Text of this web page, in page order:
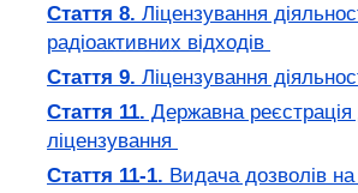
Стаття 8. Ліцензування
радіоактивних відходів
Стаття 9. Ліцензування
Стаття 11. Державна реєстрація
ліцензування
Стаття 11-1. Видача дозволів